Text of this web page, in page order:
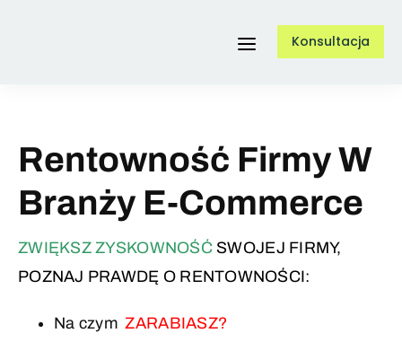
Toggle
O nas
Referencje
Konsultacja
Rentowność Firmy W
Branży E-Commerce
ZWIĘKSZ ZYSKOWNOŚĆ SWOJEJ FIRMY,
POZNAJ PRAWDĘ O RENTOWNOŚCI:
Na czymZARABIASZ?